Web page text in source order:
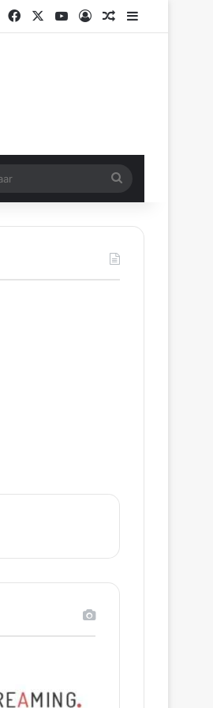
Facebook
X YouTubeLog InGerelateerd artikel
Sidebar
Zoeken
naar